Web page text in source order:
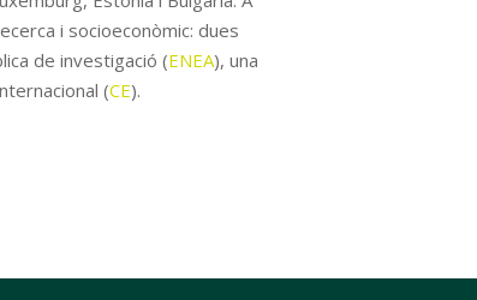
i socioeconòmic: dues
de investigació (ENEA), una
(CE).